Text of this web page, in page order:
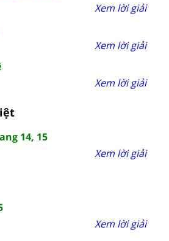
Xem lời giải
Xem lời giải
Xem lời giải
14, 15
Xem lời giải
Xem lời giải